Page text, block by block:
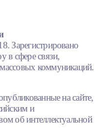
Зарегистрировано
в сфере связи,
коммуникаций.
на сайте,
и
об интеллектуальной